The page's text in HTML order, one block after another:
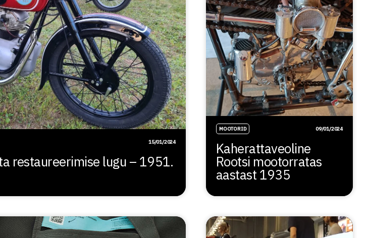
15/01/2024
restaureerimise lugu – 1951.
MOOTORID 09/01/2024
Kaherattaveoline
Rootsi mootorratas
aastast 1935